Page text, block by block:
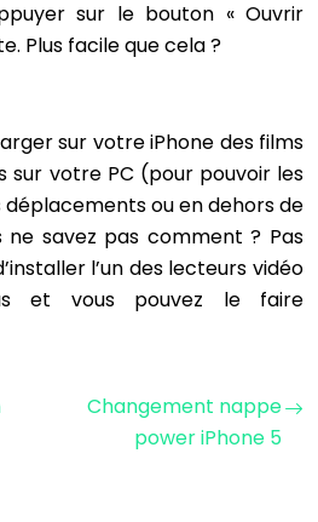
sur le bouton « Ouvrir
Plus facile que cela ?
sur votre iPhone des films
sur votre PC (pour pouvoir les
ou en dehors de
ne savez pas comment ? Pas
l’un des lecteurs vidéo
et vous pouvez le faire
Changement nappe
power iPhone 5